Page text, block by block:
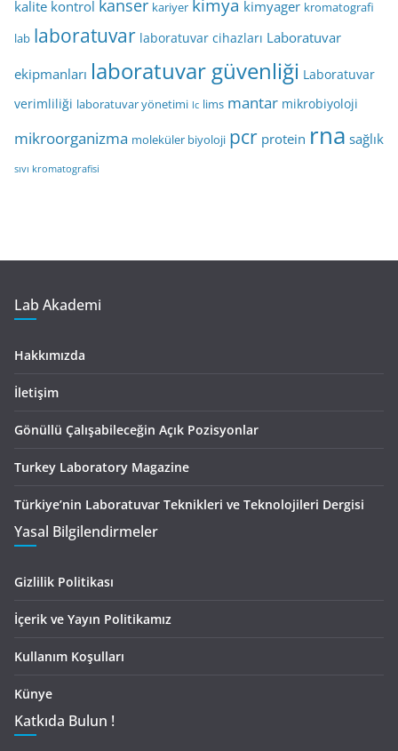
kalite kontrol kanser kariyer kimya kimyager kromatografi
lab laboratuvar laboratuvar cihazları Laboratuvar
ekipmanları laboratuvar güvenliği Laboratuvar
verimliliği laboratuvar yönetimi lc lims mantar mikrobiyoloji
mikroorganizma moleküler biyoloji pcr protein rna sağlık
sıvı kromatografisi
Lab Akademi
Hakkımızda
İletişim
Gönüllü Çalışabileceğin Açık Pozisyonlar
Turkey Laboratory Magazine
Türkiye’nin Laboratuvar Teknikleri ve Teknolojileri Dergisi
Yasal Bilgilendirmeler
Gizlilik Politikası
İçerik ve Yayın Politikamız
Kullanım Koşulları
Künye
Katkıda Bulun !